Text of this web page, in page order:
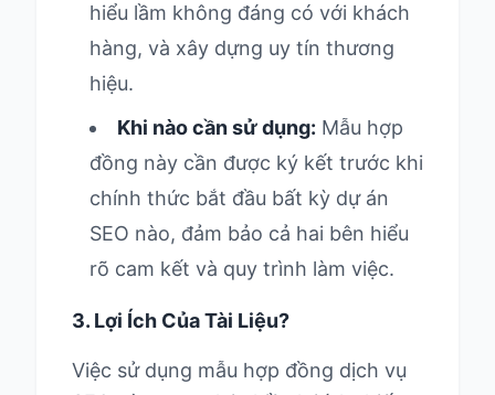
hiểu lầm không đáng có với khách
hàng, và xây dựng uy tín thương
hiệu.
Khi nào cần sử dụng: Mẫu hợp
đồng này cần được ký kết trước khi
chính thức bắt đầu bất kỳ dự án
SEO nào, đảm bảo cả hai bên hiểu
rõ cam kết và quy trình làm việc.
3. Lợi Ích Của Tài Liệu?
Việc sử dụng mẫu hợp đồng dịch vụ